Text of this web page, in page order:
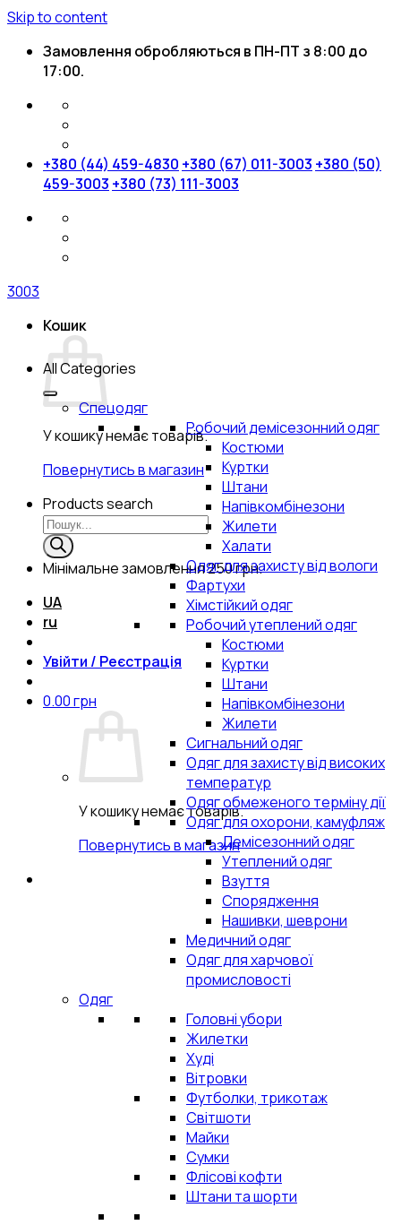
Skip to content
Замовлення обробляються в ПН-ПТ з 8:00 до
17:00.
+380 (44) 459-4830 +380 (67) 011-3003 +380 (50)
459-3003 +380 (73) 111-3003
3003
Кошик
У кошику немає товарів.
Повернутись в магазин
Products search
Мінімальне замовлення250 грн.
UA
ru
Увійти / Реєстрація
0.00грн
У кошику немає товарів.
Повернутись в магазин
All Categories
Спецодяг
Робочий демісезонний одяг
Костюми
Куртки
Штани
Напівкомбінезони
Жилети
Халати
Одяг для захисту від вологи
Фартухи
Хімстійкий одяг
Робочий утеплений одяг
Костюми
Куртки
Штани
Напівкомбінезони
Жилети
Сигнальний одяг
Одяг для захисту від високих
температур
Одяг обмеженого терміну дії
Одяг для охорони, камуфляж
Демісезонний одяг
Утеплений одяг
Взуття
Спорядження
Нашивки, шеврони
Медичний одяг
Одяг для харчової
промисловості
Одяг
Головні убори
Жилетки
Худі
Вітровки
Футболки, трикотаж
Світшоти
Майки
Сумки
Флісові кофти
Штани та шорти